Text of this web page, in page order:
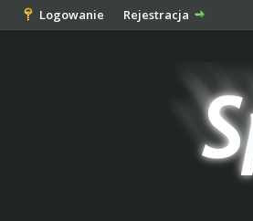
Logowanie Rejestracja